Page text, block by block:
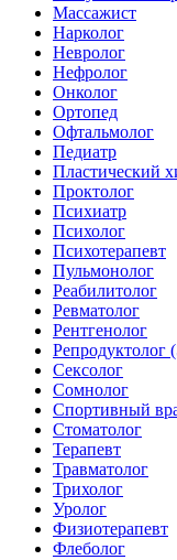
Массажист
Нарколог
Невролог
Нефролог
Онколог
Ортопед
Офтальмолог
Педиатр
Пластический
Проктолог
Психиатр
Психолог
Психотерапевт
Пульмонолог
Реабилитолог
Ревматолог
Рентгенолог
Сексолог
Сомнолог
Спортивный
Стоматолог
Терапевт
Травматолог
Трихолог
Уролог
Физиотерапевт
Флеболог